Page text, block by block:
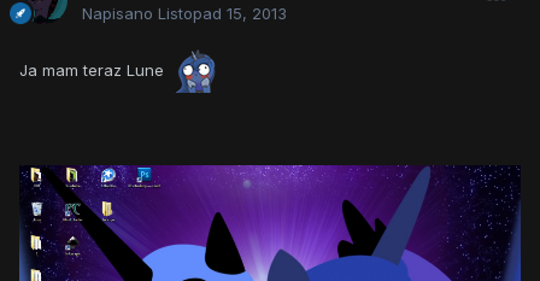
Napisano Listopad 15, 2013
Ja mam teraz Lune